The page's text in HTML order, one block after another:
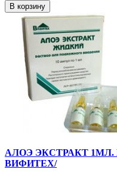
В корзину
АЛОЭ ЭКСТРАКТ 1МЛ.
ВИФИТЕХ/